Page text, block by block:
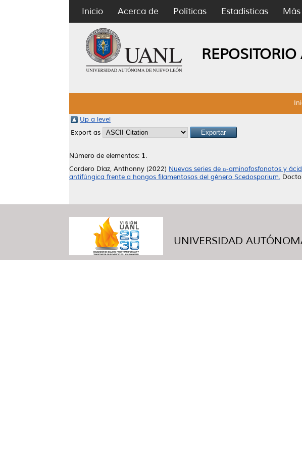
Inicio Acerca de Políticas Estadísticas
Up a level
Export as
Número de elementos: 1.
Cordero Díaz, Anthonny (2022) Nuevas series de α-aminofosfonatos y
antifúngica frente a hongos filamentosos del género Scedosporium.
UNIVERSIDAD